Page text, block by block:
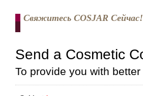
Свяжитесь COSJAR Сейчас!